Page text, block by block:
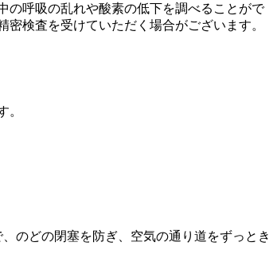
の呼吸の乱れや酸素の低下を調べることがで
検査を受けていただく場合がございます。
。
のどの閉塞を防ぎ、空気の通り道をずっとき